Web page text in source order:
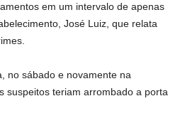
em um intervalo de apenas
José Luiz, que relata
no sábado e novamente na
suspeitos teriam arrombado a porta